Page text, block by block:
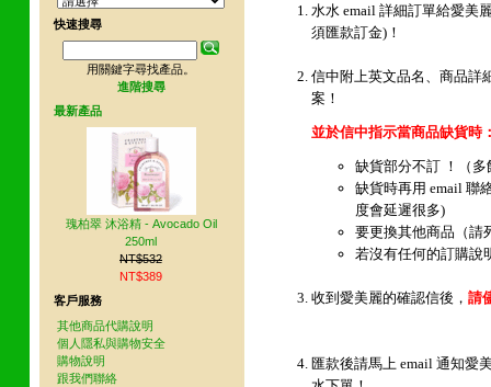
水水 email 詳細訂單給愛美
須匯款訂金)！
信中附上英文品名、商品詳
案！
並於信中指示當商品缺貨時
缺貨部分不訂 ！（
缺貨時再用 email 聯
度會延遲很多)
要更換其他商品（請
若沒有任何的訂購說
收到愛美麗的確認信後， 請
匯款後請馬上 email 通知愛
快速搜尋
用關鍵字尋找產品。
進階搜尋
最新產品
瑰柏翠 沐浴精 - Avocado Oil
250ml
NT$532
NT$389
客戶服務
其他商品代購說明
個人隱私與購物安全
購物說明
跟我們聯絡